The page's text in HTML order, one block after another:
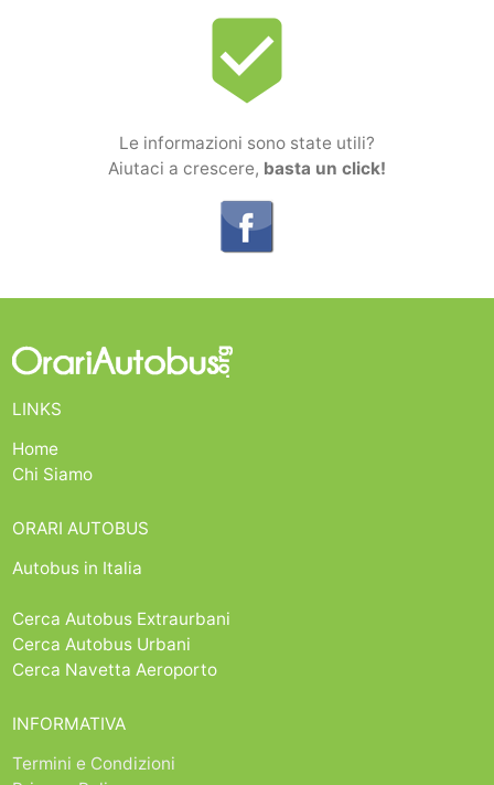
beenhere
Le informazioni sono state utili?
Aiutaci a crescere, basta un click!
LINKS
Home
Chi Siamo
ORARI AUTOBUS
Autobus in Italia
Cerca Autobus Extraurbani
Cerca Autobus Urbani
Cerca Navetta Aeroporto
INFORMATIVA
Termini e Condizioni